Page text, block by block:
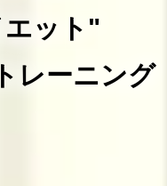
ット"
レーニング